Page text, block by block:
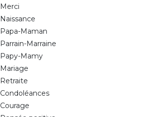
Merci
Naissance
Papa-Maman
Parrain-Marraine
Papy-Mamy
Mariage
Retraite
Condoléances
Courage